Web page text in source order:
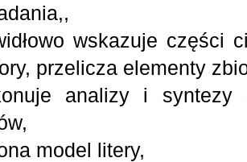
wskazuje części
przelicza elementy
analizy i syntezy
model litery,